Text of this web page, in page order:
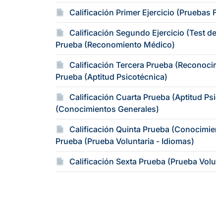
Calificación Primer Ejercicio (Pruebas
Calificación Segundo Ejercicio (Test
Prueba (Reconomiento Médico)
Calificación Tercera Prueba
Prueba (Aptitud Psicotécnica)
Calificación Cuarta Prueba (Aptitud
(Conocimientos Generales)
Calificación Quinta Prueba
Prueba (Prueba Voluntaria - Idiomas)
Calificación Sexta Prueba (Prueba